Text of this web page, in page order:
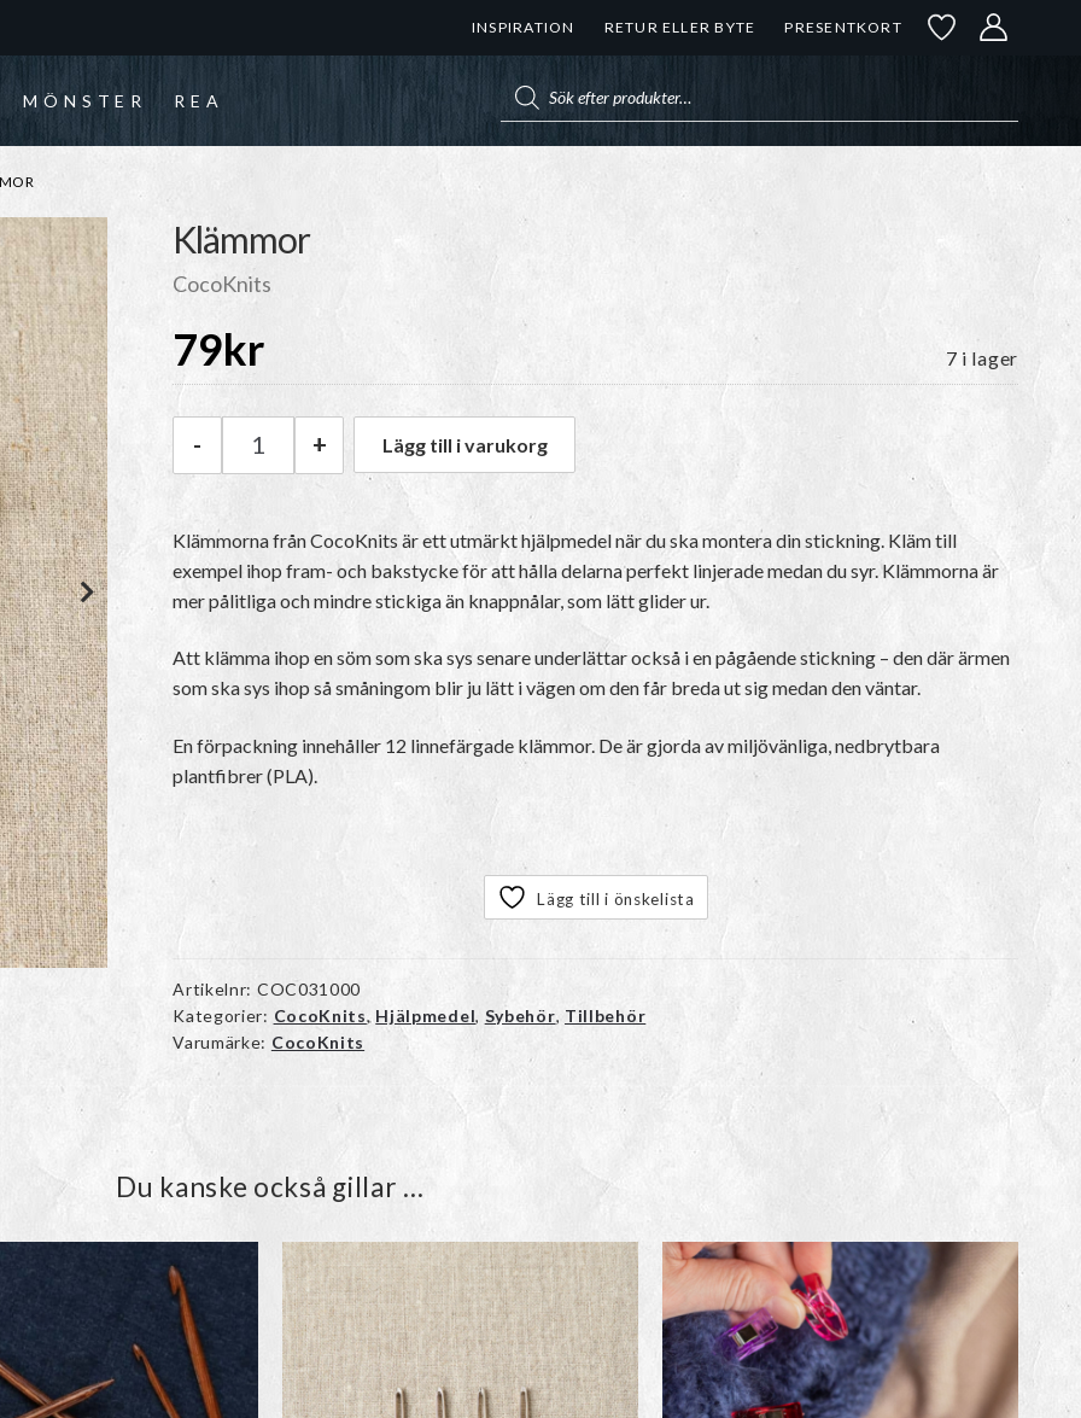
INSPIRATION RETUR ELLER BYTE PRESENTKORT
MÖNSTER REA
Klämmor
CocoKnits
79kr 7 i lager
CocoKnits Klämmor mängd
- + Lägg till i varukorg
Klämmorna från CocoKnits är ett utmärkt hjälpmedel när du ska montera din stickning. Kläm till
exempel ihop fram- och bakstycke för att hålla delarna perfekt linjerade medan du syr. Klämmorna är
mer pålitliga och mindre stickiga än knappnålar, som lätt glider ur.
Att klämma ihop en söm som ska sys senare underlättar också i en pågående stickning – den där ärmen
som ska sys ihop så småningom blir ju lätt i vägen om den får breda ut sig medan den väntar.
En förpackning innehåller 12 linnefärgade klämmor. De är gjorda av miljövänliga, nedbrytbara
plantfibrer (PLA).
Lägg till i önskelista
Artikelnr: COC031000
Kategorier: CocoKnits, Hjälpmedel, Sybehör, Tillbehör
Varumärke: CocoKnits
Du kanske också gillar …